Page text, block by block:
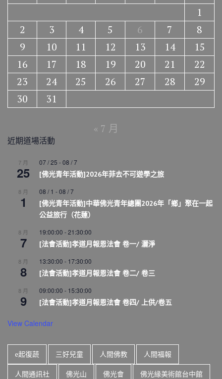
1
2
3 4 5 6 7
8
9
10 11 12 13 14
15
16
17 18 19 20 21
22
23
24 25 26 27 28
29
30
31
« 7 月
近期道場活動
7 月
25
07 / 25 -08 / 7
[佛光青年活動]2026年菲去不可遊學之旅
8 月
1
08 / 1 -08 / 7
[佛光青年活動]中華佛光青年總團2026年「鄉」聚在一起
公益旅行（花蓮）
8 月
7
19:00:00 -21:30:00
[法會活動]孝道月報恩法會 卷一/ 灑淨
8 月
8
13:30:00 - 17:30:00
[法會活動]孝道月報恩法會 卷二/ 卷三
8 月
9
09:00:00 - 15:30:00
[法會活動]孝道月報恩法會 卷四/ 上供/卷五
View Calendar
e起復蔬 三好兒童 人間佛教 人間福報
人間通訊社 佛光山 佛光會 佛光緣美術館台中館